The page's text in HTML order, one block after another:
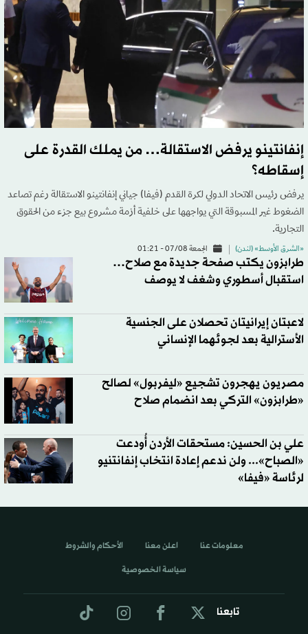
إنفانتينو يرفض الاستقالة… من يملك القدرة على
إسقاطه؟
يرفض رئيس الاتحاد الدولي لكرة القدم (فيفا) جياني إنفانتينو الاستقالة رغم تصاعد
الضغوط غير المسبوقة التي يواجهها على خلفية أزمة مشروع بيع جزء من الحقوق
التجارية.
«الشرق الأوسط» (لندن) الجمعة 07/08 - 01:21
طرابزون يكتب صفحة جديدة مع صلاح…
استقبال أسطوري وشغف لا يوصف
لاعبتان إيرانيتان تحصلان على الجنسية
الأسترالية بعد لجوئهما الإنساني
مصريون يهجرون تشجيع «ليفربول» لصالح
«طرابزون» التركي بعد انضمام صلاح
علي بن الحسين: مستحقات الأردن أُودعت
«الصباح»... ولن ندعم إعادة انتخاب إنفانتنيو
لرئاسة «فيفا»
تابعنا
معلومات عنا اعلن معنا الأحكام والشروط
سياسة الخصوصية